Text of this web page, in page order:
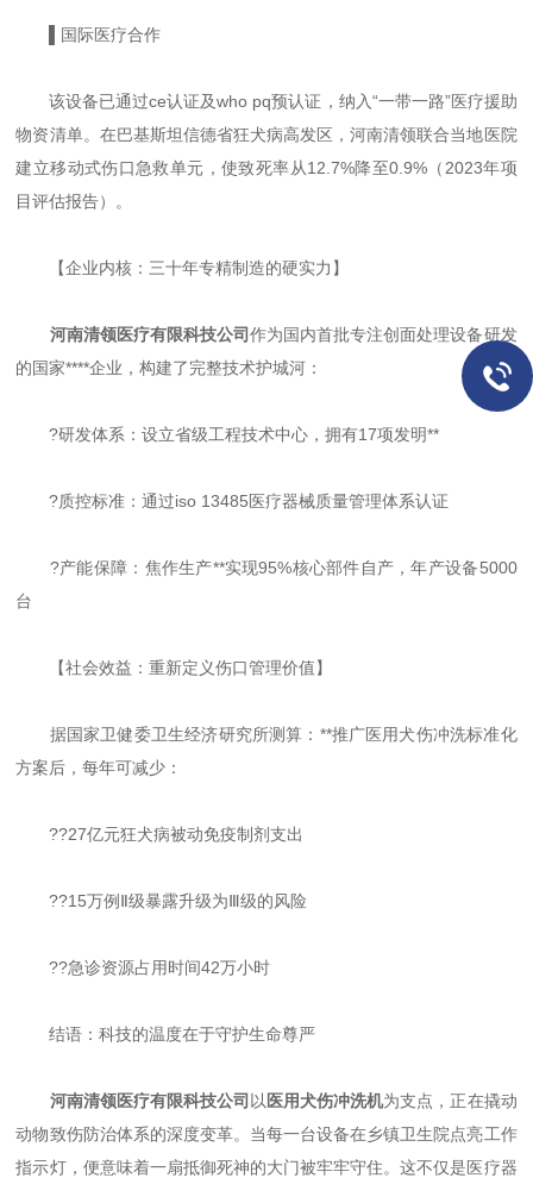
▌国际医疗合作
该设备已通过ce认证及who pq预认证，纳入“一带一路”医疗援助
物资清单。在巴基斯坦信德省狂犬病高发区，河南清领联合当地医院
建立移动式伤口急救单元，使致死率从12.7%降至0.9%（2023年项
目评估报告）。
【企业内核：三十年专精制造的硬实力】
河南清领医疗有限科技公司作为国内首批专注创面处理设备研发
的国家****企业，构建了完整技术护城河：
?研发体系：设立省级工程技术中心，拥有17项发明**
?质控标准：通过iso 13485医疗器械质量管理体系认证
?产能保障：焦作生产**实现95%核心部件自产，年产设备5000
台
【社会效益：重新定义伤口管理价值】
据国家卫健委卫生经济研究所测算：**推广医用犬伤冲洗标准化
方案后，每年可减少：
??27亿元狂犬病被动免疫制剂支出
??15万例Ⅱ级暴露升级为Ⅲ级的风险
??急诊资源占用时间42万小时
结语：科技的温度在于守护生命尊严
河南清领医疗有限科技公司 以 医用犬伤冲洗机为支点，正在撬动
动物致伤防治体系的深度变革。当每一台设备在乡镇卫生院点亮工作
指示灯，便意味着一扇抵御死神的大门被牢牢守住。这不仅是医疗器